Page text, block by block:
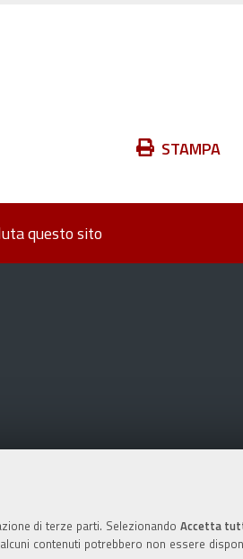
di terze parti. Selezionando Accetta
contenuti potrebbero non essere
Azioni STAMPA
questo sito